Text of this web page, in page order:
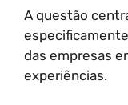
A questão
das empresas
experiências.